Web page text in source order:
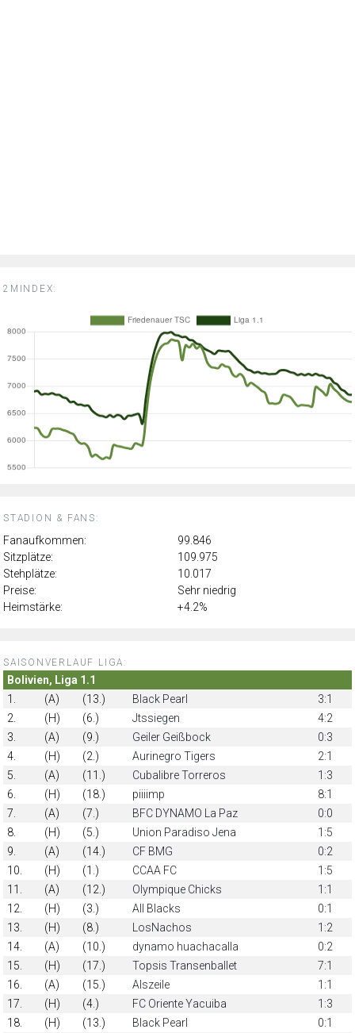
2MINDEX:
STADION & FANS:
Fanaufkommen:
99.846
Sitzplätze:
109.975
Stehplätze:
10.017
Preise:
Sehr niedrig
Heimstärke:
+4.2%
SAISONVERLAUF LIGA:
Bolivien, Liga 1.1
1.
(A) (13.) Black Pearl
3:1
2.
(H) (6.) Jtssiegen
4:2
3.
(A) (9.) Geiler Geißbock
0:3
4.
(H) (2.) Aurinegro Tigers
2:1
5.
(A) (11.) Cubalibre Torreros
1:3
6.
(H) (18.) piiiimp
8:1
7.
(A) (7.) BFC DYNAMO La Paz
0:0
8.
(H) (5.) Union Paradiso Jena
1:5
9.
(A) (14.) CF BMG
0:2
10.
(H) (1.) CCAA FC
1:5
11.
(A) (12.) Olympique Chicks
1:1
12.
(H) (3.) All Blacks
0:1
13.
(H) (8.) LosNachos
1:2
14.
(A) (10.) dynamo huachacalla
0:2
15.
(H) (17.) Topsis Transenballet
7:1
16.
(A) (15.) Alszeile
1:1
17.
(H) (4.) FC Oriente Yacuiba
1:3
18.
(H) (13.) Black Pearl
0:1